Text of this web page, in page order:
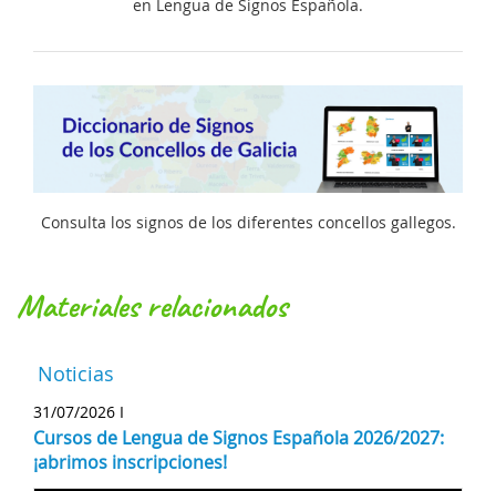
en Lengua de Signos Española.
Consulta los signos de los diferentes concellos gallegos.
materiales relacionados
Noticias
31/07/2026 I
Cursos de Lengua de Signos Española 2026/2027:
¡abrimos inscripciones!